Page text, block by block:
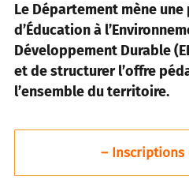
Le Département mène
d’Éducation à
Développement Durable
et de structurer l’offre
l’ensemble du territoire.
– Inscriptions